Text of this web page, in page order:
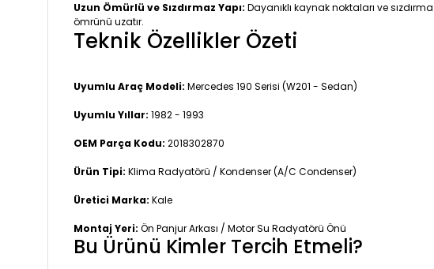
Uzun Ömürlü ve Sızdırmaz Yapı: Dayanıklı kaynak noktaları ve
ömrünü uzatır.
Teknik Özellikler Özeti
Uyumlu Araç Modeli: Mercedes 190 Serisi (W201 - Sedan)
Uyumlu Yıllar: 1982 - 1993
OEM Parça Kodu: 2018302870
Ürün Tipi: Klima Radyatörü / Kondenser (A/C Condenser)
Üretici Marka: Kale
Montaj Yeri: Ön Panjur Arkası / Motor Su Radyatörü Önü
Bu Ürünü Kimler Tercih Etmeli?